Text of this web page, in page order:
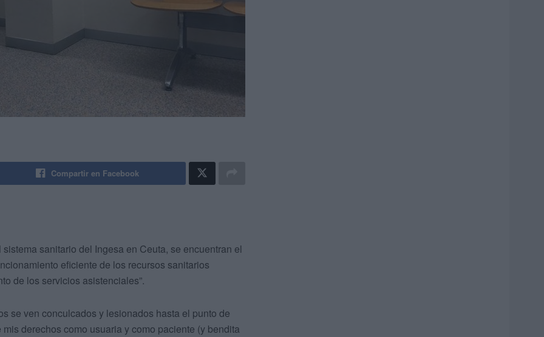
Compartir en Facebook
sanitario del Ingesa en Ceuta, se encuentran el
eficiente de los recursos sanitarios
de los servicios asistenciales”.
se ven conculcados y lesionados hasta el punto de
derechos como usuaria y como paciente (y bendita